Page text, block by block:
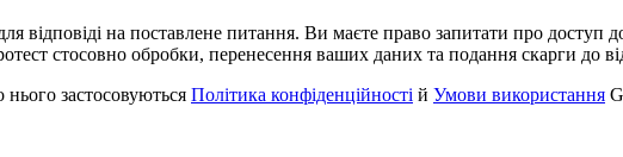
відповіді на поставлене питання. Ви маєте право запитати про
стосовно обробки, перенесення ваших даних та подання скарги до
застосовуються Політика конфіденційності й Умови використання